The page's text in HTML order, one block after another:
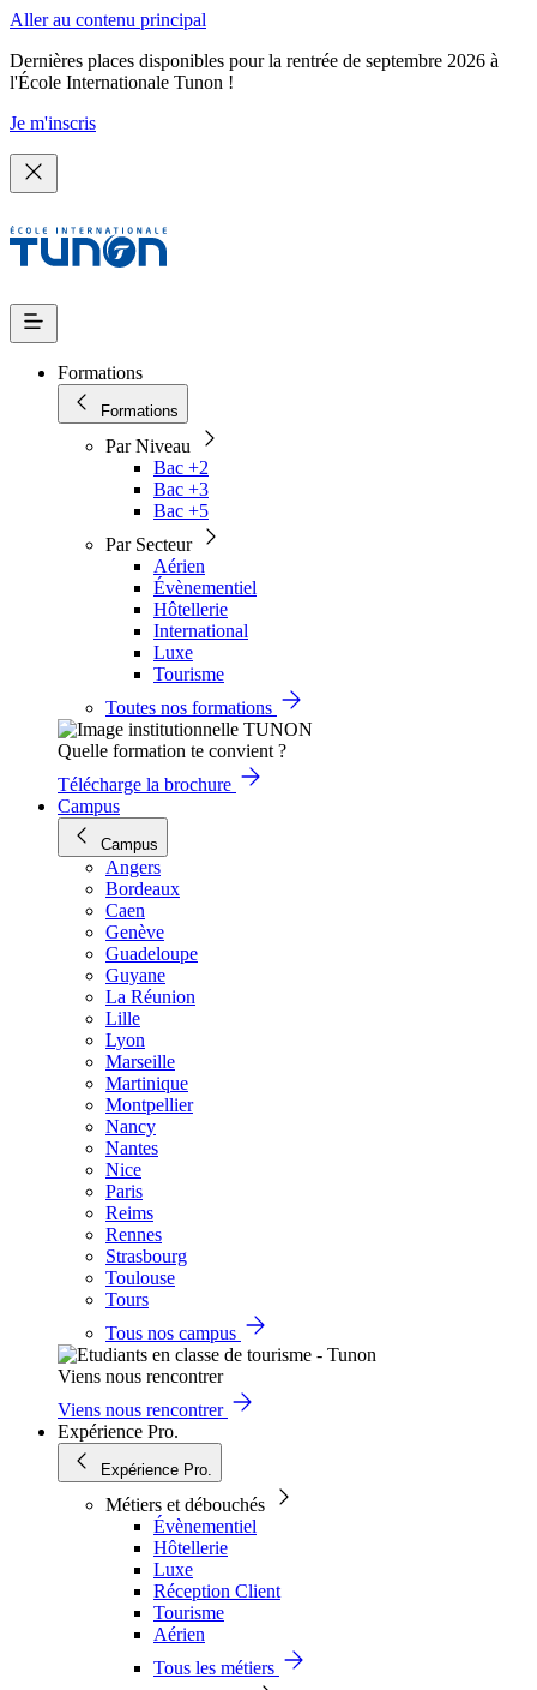
Aller au contenu principal
Dernières places disponibles pour la rentrée de septembre 2026 à
l'École Internationale Tunon !
Je m'inscris
Formations
Formations
Par Niveau
Bac +2
Bac +3
Bac +5
Par Secteur
Aérien
Évènementiel
Hôtellerie
International
Luxe
Tourisme
Toutes nos formations
Quelle formation te convient ?
Télécharge la brochure
Campus
Campus
Angers
Bordeaux
Caen
Genève
Guadeloupe
Guyane
La Réunion
Lille
Lyon
Marseille
Martinique
Montpellier
Nancy
Nantes
Nice
Paris
Reims
Rennes
Strasbourg
Toulouse
Tours
Tous nos campus
Viens nous rencontrer
Viens nous rencontrer
Expérience Pro.
Expérience Pro.
Métiers et débouchés
Évènementiel
Hôtellerie
Luxe
Réception Client
Tourisme
Aérien
Tous les métiers